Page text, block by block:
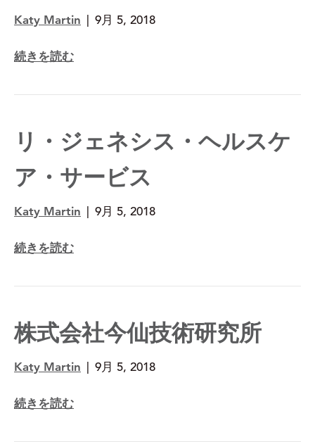
Katy Martin 9月 5, 2018
続きを読む
リ・ジェネシス・ヘルスケ
ア・サービス
Katy Martin 9月 5, 2018
続きを読む
株式会社今仙技術研究所
Katy Martin 9月 5, 2018
続きを読む